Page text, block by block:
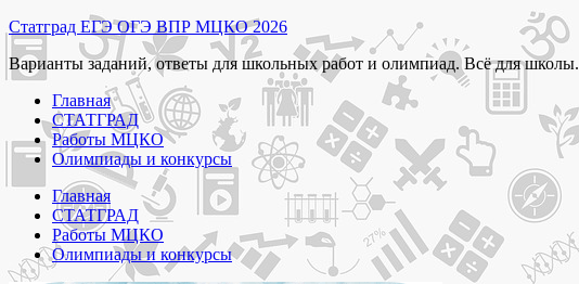
Перейти
к
содержимому
Статград ЕГЭ ОГЭ ВПР МЦКО 2026
Варианты заданий, ответы для школьных работ и олимпиад. Всё для школы.
Главная
СТАТГРАД
Работы МЦКО
Олимпиады и конкурсы
Главная
СТАТГРАД
Работы МЦКО
Олимпиады и конкурсы